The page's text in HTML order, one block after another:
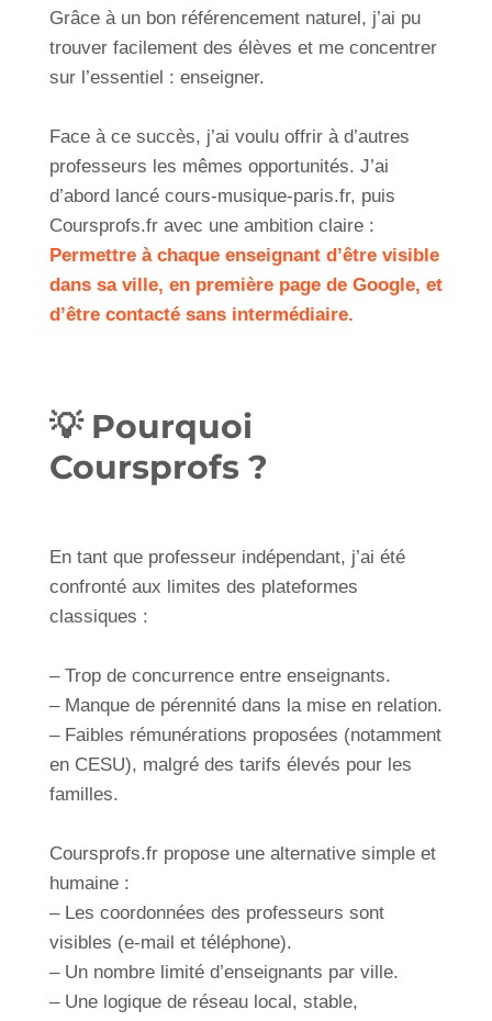
Grâce à un bon référencement naturel, j’ai pu
trouver facilement des élèves et me concentrer
sur l’essentiel : enseigner.
Face à ce succès, j’ai voulu offrir à d’autres
professeurs les mêmes opportunités. J’ai
d’abord lancé cours-musique-paris.fr, puis
Coursprofs.fr avec une ambition claire :
Permettre à chaque enseignant d’être visible
dans sa ville, en première page de Google, et
d’être contacté sans intermédiaire.
💡 Pourquoi
Coursprofs ?
En tant que professeur indépendant, j’ai été
confronté aux limites des plateformes
classiques :
– Trop de concurrence entre enseignants.
– Manque de pérennité dans la mise en relation.
– Faibles rémunérations proposées (notamment
en CESU), malgré des tarifs élevés pour les
familles.
Coursprofs.fr propose une alternative simple et
humaine :
– Les coordonnées des professeurs sont
visibles (e-mail et téléphone).
– Un nombre limité d’enseignants par ville.
– Une logique de réseau local, stable,